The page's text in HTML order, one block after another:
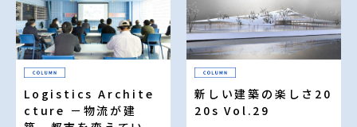
Logistics Archite
cture －物流が建
新しい建築の楽しさ20
20s Vol.29